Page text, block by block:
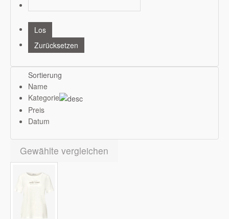
Sortierung
Name
Kategorie
Preis
Datum
Gewählte vergleichen